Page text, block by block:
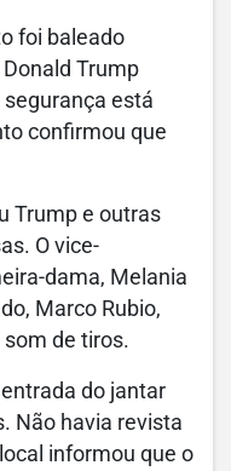
foi baleado
Trump
está
confirmou que
Trump e outras
O vice-
dama, Melania
Marco Rubio,
de tiros.
do jantar
Não havia revista
informou que o